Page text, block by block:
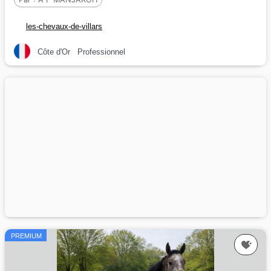
les-chevaux-de-villars
Côte d'Or Professionnel
PREMIUM